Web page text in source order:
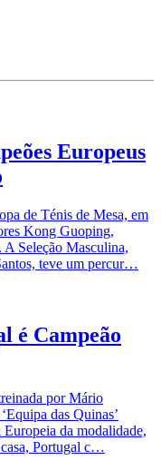
Europeus
de Ténis de Mesa, em
Kong Guoping,
A Seleção Masculina,
teve um percur…
é Campeão
por Mário
das Quinas’
da modalidade,
Portugal c…